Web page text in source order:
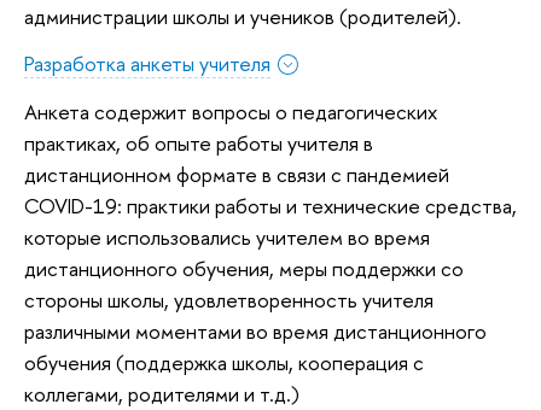
администрации школы и учеников (родителей).
Разработка анкеты учителя
Анкета содержит вопросы о педагогических
практиках, об опыте работы учителя в
дистанционном формате в связи с пандемией
COVID-19: практики работы и технические средства,
которые использовались учителем во время
дистанционного обучения, меры поддержки со
стороны школы, удовлетворенность учителя
различными моментами во время дистанционного
обучения (поддержка школы, кооперация с
коллегами, родителями и т.д.)